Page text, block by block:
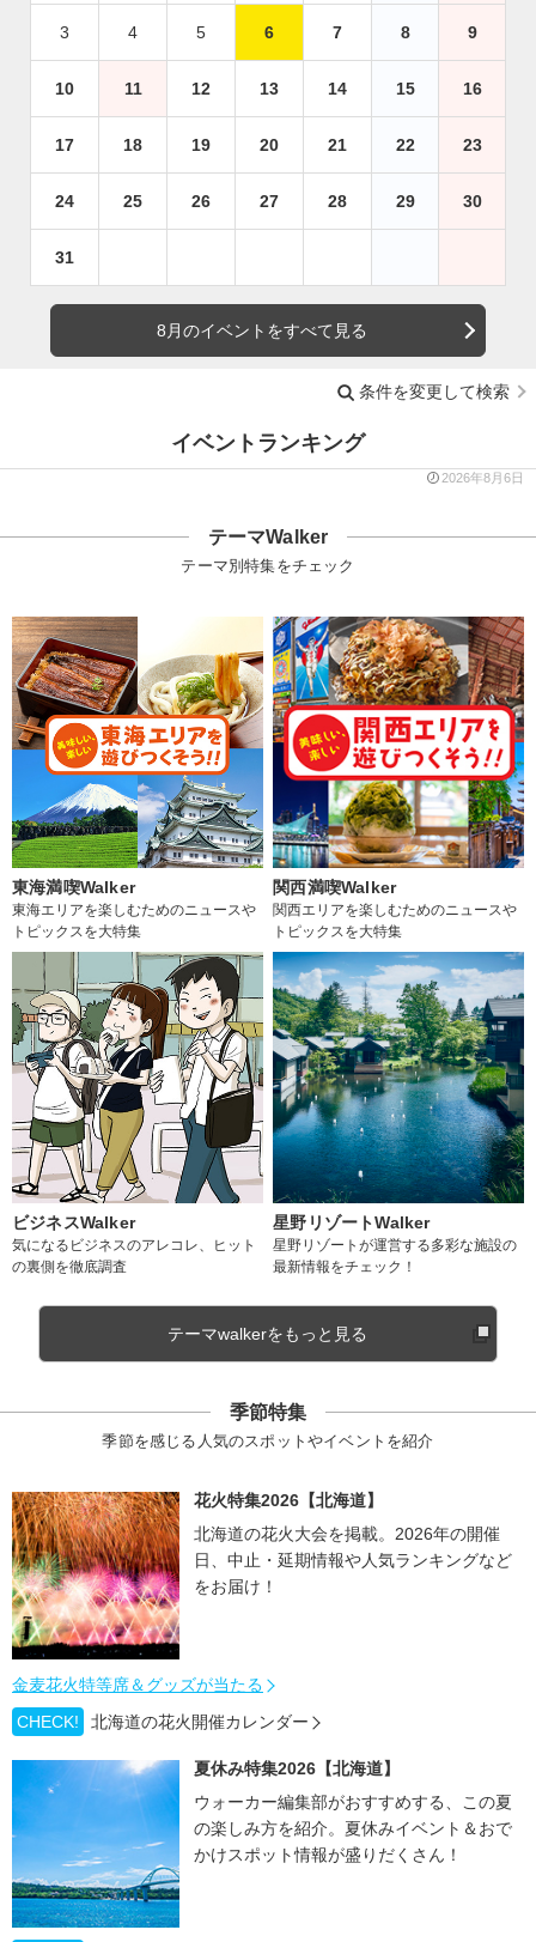
3 4 5 6 7 8 9
10 11 12 13 14 15 16
17 18 19 20 21 22 23
24 25 26 27 28 29 30
31
8月のイベントをすべて見る
条件を変更して検索
イベントランキング
2026年8月6日
テーマWalker
テーマ別特集をチェック
東海満喫Walker
東海エリアを楽しむためのニュースや
トピックスを大特集
関西満喫Walker
関西エリアを楽しむためのニュースや
トピックスを大特集
ビジネスWalker
気になるビジネスのアレコレ、ヒット
の裏側を徹底調査
星野リゾートWalker
星野リゾートが運営する多彩な施設の
最新情報をチェック！
テーマwalkerをもっと見る
季節特集
季節を感じる人気のスポットやイベントを紹介
花火特集2026【北海道】
北海道の花火大会を掲載。2026年の開催
日、中止・延期情報や人気ランキングなど
をお届け！
金麦花火特等席＆グッズが当たる
CHECK!
北海道の花火開催カレンダー
夏休み特集2026【北海道】
ウォーカー編集部がおすすめする、この夏
の楽しみ方を紹介。夏休みイベント＆おで
かけスポット情報が盛りだくさん！